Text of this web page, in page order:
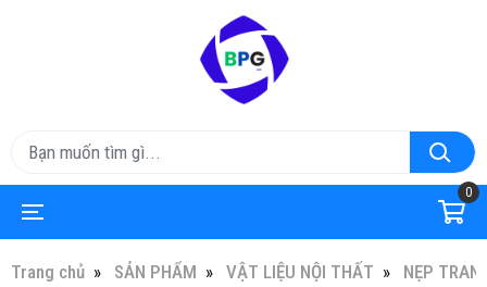
0
Trang chủ SẢN PHẨM VẬT LIỆU NỘI THẤT NẸP